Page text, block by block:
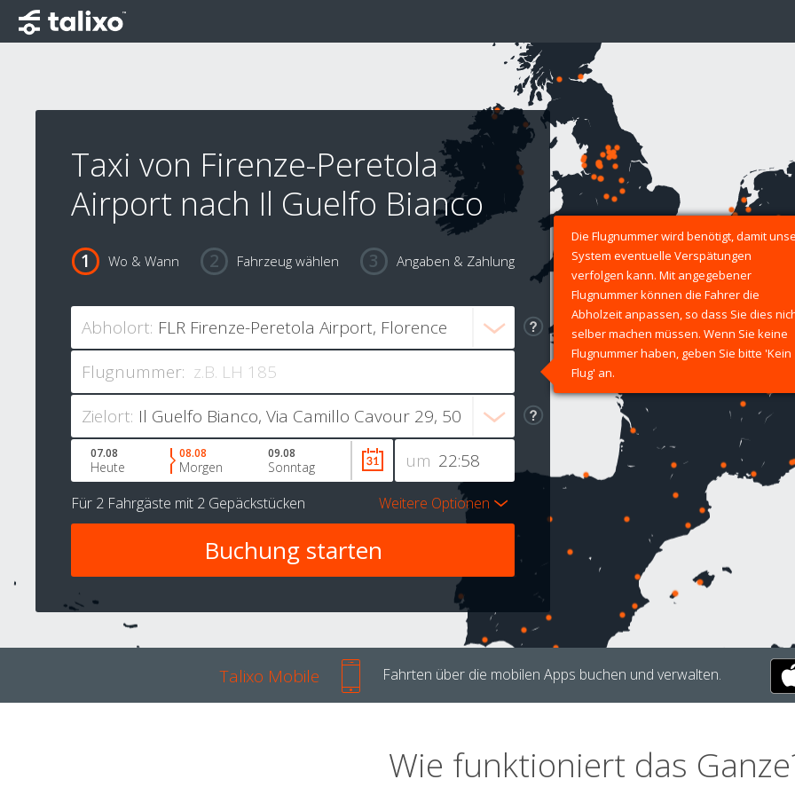
Taxi von Firenze-Peretola
Airport nach Il Guelfo Bianco
Wo & Wann Fahrzeug wählen Angaben & Zahlung
Abholort:
Flugnummer:
Die Flugnummer wird benötigt, damit
System eventuelle Verspätungen
verfolgen kann. Mit angegebener
Flugnummer können die Fahrer die
Abholzeit anpassen, so dass Sie dies
selber machen müssen. Wenn Sie keine
Flugnummer haben, geben Sie bitte 'Kein
Flug' an.
Zielort:
um
07.08
Heute
08.08
Morgen
09.08
Sonntag
Für 2 Fahrgäste mit 2 Gepäckstücken Weitere Optionen
Talixo Mobile Fahrten über die mobilen Apps buchen und verwalten.
Wie funktioniert das